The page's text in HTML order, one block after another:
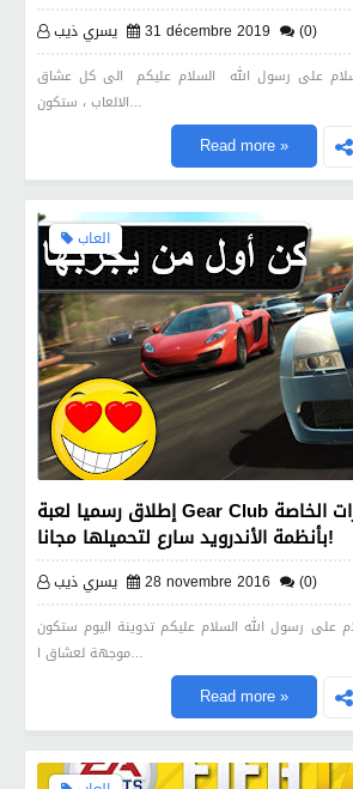
يسري ذيب 31 décembre 2019 (0)
على رسول الله السلام عليكم الى كل عشاق
الالعاب ، ستكون…
Read more »
العاب
إطلاق رسميا لعبة Gear Club لسباق السيارات الخاصة
بأنظمة الأندرويد سارع لتحميلها مجانا!
يسري ذيب 28 novembre 2016 (0)
على رسول الله السلام عليكم تدوينة اليوم ستكون
موجهة لعشاق ا…
Read more »